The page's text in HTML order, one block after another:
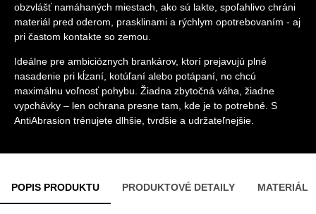
obzvlášť namáhaných miestach, ako sú lakte, spoľahlivo chráni
materiál pred oderom, prasklinami a rýchlym opotrebovaním - aj
pri častom kontakte so zemou.
Ideálne pre ambicióznych brankárov, ktorí prejavujú plné
nasadenie pri kĺzaní, kotúľaní alebo potápaní, no chcú
maximálnu voľnosť pohybu. Žiadna zbytočná váha, žiadne
vypchávky – len ochrana presne tam, kde je to potrebné. S
AntiAbrasion trénujete dlhšie, tvrdšie a udržateľnejšie.
POPIS PRODUKTU PRODUKTOVÉ DETAILY MATERIÁL